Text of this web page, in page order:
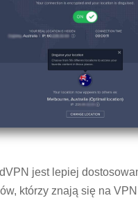
jest lepiej
którzy znają się na